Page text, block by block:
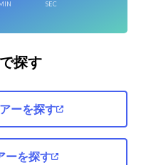
探す
ーを探す
ーを探す